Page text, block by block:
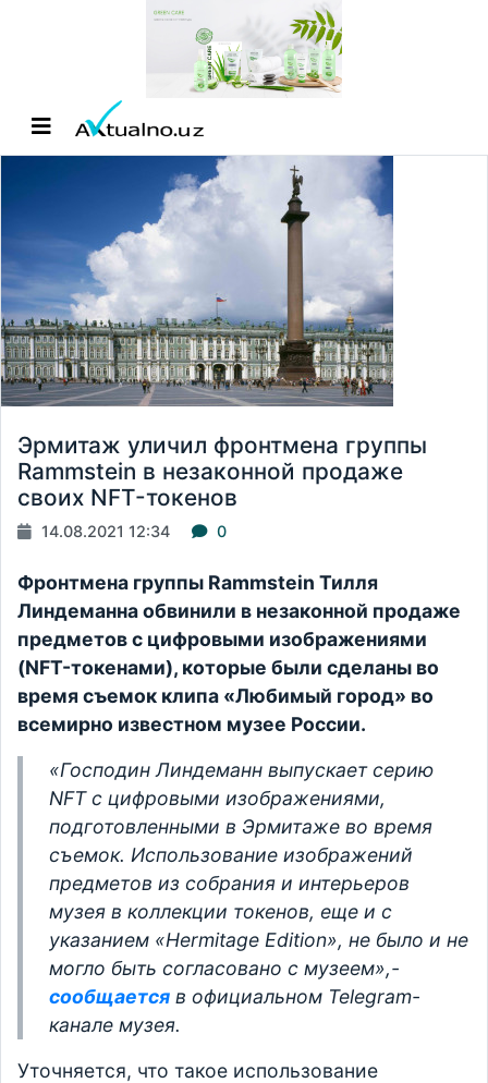
Эрмитаж уличил фронтмена группы
Rammstein в незаконной продаже
своих NFT-токенов
14.08.2021 12:34 0
Фронтмена группы Rammstein Тилля
Линдеманна обвинили в незаконной продаже
предметов с цифровыми изображениями
(NFT-токенами), которые были сделаны во
время съемок клипа «Любимый город» во
всемирно известном музее России.
«Господин Линдеманн выпускает серию
NFT с цифровыми изображениями,
подготовленными в Эрмитаже во время
съемок. Использование изображений
предметов из собрания и интерьеров
музея в коллекции токенов, еще и с
указанием «Hermitage Edition», не было и не
могло быть согласовано с музеем»,-
сообщается в официальном Telegram-
канале музея.
Уточняется, что такое использование